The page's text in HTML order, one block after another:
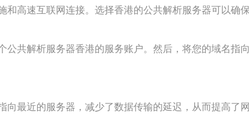
高速互联网连接。选择香港的公共解析服务器可以确
共解析服务器香港的服务账户。然后，将您的域名指
最近的服务器，减少了数据传输的延迟，从而提高了网